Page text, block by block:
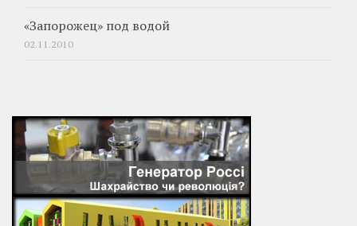
«Запорожец» под водой
02.11.2010